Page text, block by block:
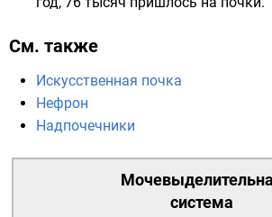
См. также
Искусственная почка
Нефрон
Надпочечники
система